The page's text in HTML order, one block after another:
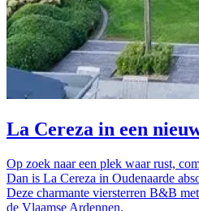
La Cereza in een
Op zoek naar een plek waar rust,
Dan is La Cereza in Oudenaarde
Deze charmante viersterren B&B
de Vlaamse Ardennen.